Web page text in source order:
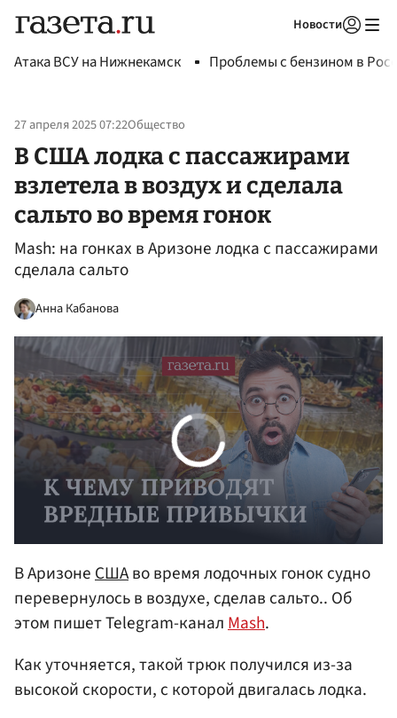
Новости
Атака ВСУ на Нижнекамск Проблемы с бензином в
27 апреля 2025 07:22Общество
В США лодка с пассажирами
взлетела в воздух и сделала
сальто во время гонок
Mash: на гонках в Аризоне лодка с пассажирами
сделала сальто
Анна Кабанова
В АризонеСШАво время лодочных гонок судно
перевернулось в воздухе, сделав сальто.. Об
этом пишет Telegram-каналMash.
Как уточняется, такой трюк получился из-за
высокой скорости, с которой двигалась лодка.